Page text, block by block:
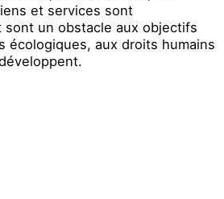
et services sont
sont un obstacle aux objectifs
écologiques, aux droits humains